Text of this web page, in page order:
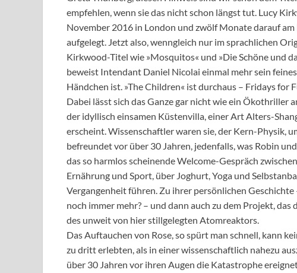
empfehlen, wenn sie das nicht schon längst tut. Lucy
November 2016 in London und zwölf Monate darauf
aufgelegt. Jetzt also, wenngleich nur im sprachlichen
Kirkwood-Titel wie »Mosquitos« und »Die Schöne und
beweist Intendant Daniel Nicolai einmal mehr sein
Händchen ist. »The Children« ist durchaus – Fridays for
Dabei lässt sich das Ganze gar nicht wie ein Ökothriller
der idyllisch einsamen Küstenvilla, einer Art Alters-
erscheint. Wissenschaftler waren sie, der Kern-Physik,
befreundet vor über 30 Jahren, jedenfalls, was Robin
das so harmlos scheinende Welcome-Gespräch
Ernährung und Sport, über Joghurt, Yoga und
Vergangenheit führen. Zu ihrer persönlichen Geschichte
noch immer mehr? – und dann auch zu dem Projekt,
des unweit von hier stillgelegten Atomreaktors.
Das Auftauchen von Rose, so spürt man schnell, kann
zu dritt erlebten, als in einer wissenschaftlich nahezu
über 30 Jahren vor ihren Augen die Katastrophe